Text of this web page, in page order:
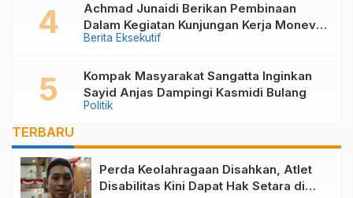
Berita Eksekutif
Achmad Junaidi Berikan Pembinaan
Dalam Kegiatan Kunjungan Kerja Monev
PKB, Kader KKB dan PPKD di Muara
Politik
Kompak Masyarakat Sangatta Inginkan
Sayid Anjas Dampingi Kasmidi Bulang
TERBARU
Perda Keolahragaan Disahkan, Atlet
Disabilitas Kini Dapat Hak Setara di